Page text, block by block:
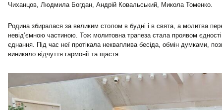
Чиханцов, Людмила Богдан, Андрій Ковальський, Микола Томенко.
Родина збиралася за великим столом в будні і в свята, а молитва
невід’ємною частиною. Тож молитовна трапеза стала проявом
єднання. Під час неї протікала некваплива бесіда, обмін думками,
виникало відчуття гармонії та щастя.